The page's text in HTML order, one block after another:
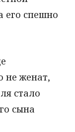
его спешно
не женат,
стало
сына